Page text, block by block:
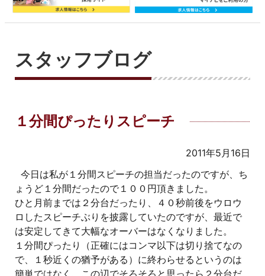
スタッフブログ
１分間ぴったりスピーチ
2011年5月16日
今日は私が１分間スピーチの担当だったのですが、ち
ょうど１分間だったので１００円頂きました。
ひと月前までは２分台だったり、４０秒前後をウロウ
ロしたスピーチぶりを披露していたのですが、最近で
は安定してきて大幅なオーバーはなくなりました。
１分間ぴったり（正確にはコンマ以下は切り捨てなの
で、１秒近くの猶予がある）に終わらせるというのは